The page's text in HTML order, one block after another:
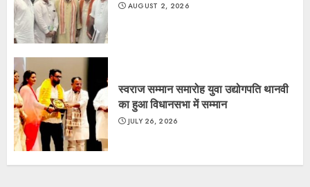
AUGUST 2, 2026
स्वराज सम्मान समारोह युवा उद्योगपति थानवी
का हुआ विधानसभा में सम्मान
JULY 26, 2026